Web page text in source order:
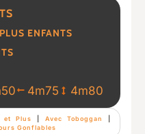
ENFANTS
4m75 4m80
et Plus Avec Toboggan
Gonflables